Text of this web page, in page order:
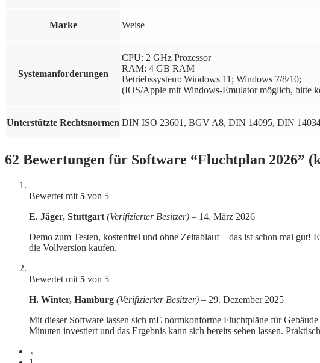
Marke Weise
Systemanforderungen
CPU: 2 GHz Prozessor
RAM: 4 GB RAM
Betriebssystem: Windows 11; Windows 7/8/10;
(IOS/Apple mit Windows-Emulator möglich, bitte
Unterstützte Rechtsnormen DIN ISO 23601, BGV A8, DIN 14095, DIN
62 Bewertungen für Software “Fluchtplan 2026”
Bewertet mit 5 von 5
E. Jäger, Stuttgart (Verifizierter Besitzer) – 14. März 2026
Demo zum Testen, kostenfrei und ohne Zeitablauf – das ist schon mal
die Vollversion kaufen.
Bewertet mit 5 von 5
H. Winter, Hamburg (Verifizierter Besitzer) – 29. Dezember 2025
Mit dieser Software lassen sich mE normkonforme Fluchtpläne für
Minuten investiert und das Ergebnis kann sich bereits sehen lassen.
←